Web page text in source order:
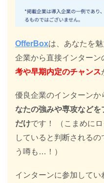
OfferBoxは、あなたを
企業から直接インターン
考や早期内定のチャンス
優良企業のインターンか
なたの強みや専攻などを
だけです！ （こまめに
していると判断される
う噂も…！）
インターンに参加してい